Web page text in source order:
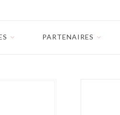
PARTENAIRES